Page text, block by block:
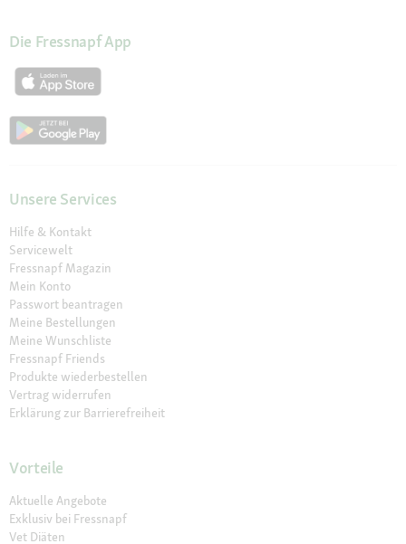
Die Fressnapf App
Unsere Services
Hilfe & Kontakt
Servicewelt
Fressnapf Magazin
Mein Konto
Passwort beantragen
Meine Bestellungen
Meine Wunschliste
Fressnapf Friends
Produkte wiederbestellen
Vertrag widerrufen
Erklärung zur Barrierefreiheit
Vorteile
Aktuelle Angebote
Exklusiv bei Fressnapf
Vet Diäten